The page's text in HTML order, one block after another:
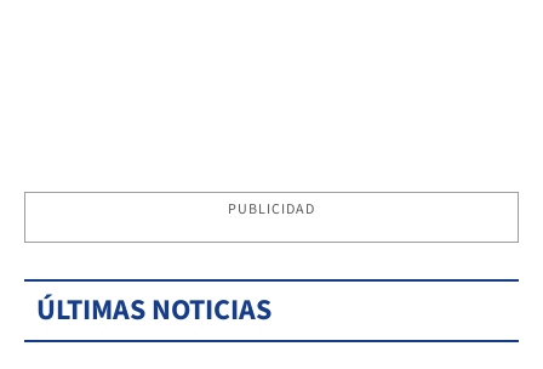
PUBLICIDAD
ÚLTIMAS NOTICIAS